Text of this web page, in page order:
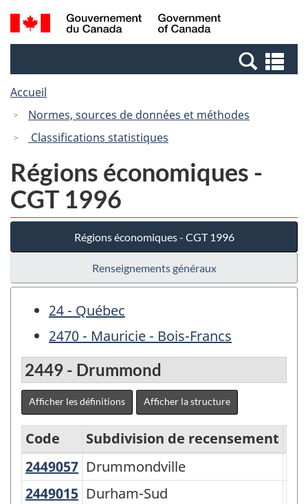
Passer
au
Passer
à
Canada
Recherche
et
et
Accueil
Normes, sources de données et méthodes
Classifications statistiques
Régions économiques -
CGT 1996
Régions économiques - CGT 1996
Renseignements généraux
24 - Québec
2470 - Mauricie - Bois-Francs
2449 - Drummond
Afficher les définitions Afficher la structure
Régions
économiques
Code Subdivision de recensement
2449057 Drummondville
Drummondville
2449015 Durham-Sud
Durham-Sud